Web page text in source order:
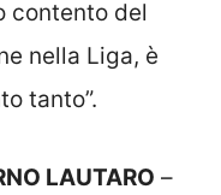
contento del
nella Liga, è
tanto”.
LAUTARO –